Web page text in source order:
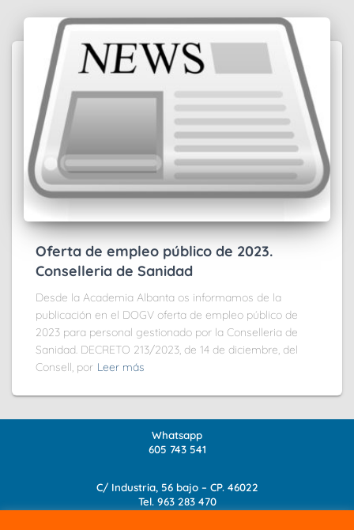
Oferta de empleo público de 2023.
Conselleria de Sanidad
Desde la Academia Albanta os informamos de la
publicación en el DOGV oferta de empleo público de
2023 para personal gestionado por la Conselleria de
Sanidad. DECRETO 213/2023, de 14 de diciembre, del
Consell, por Leer más
Whatsapp
605 743 541
C/ Industria, 56 bajo – CP. 46022
Tel. 963 283 470